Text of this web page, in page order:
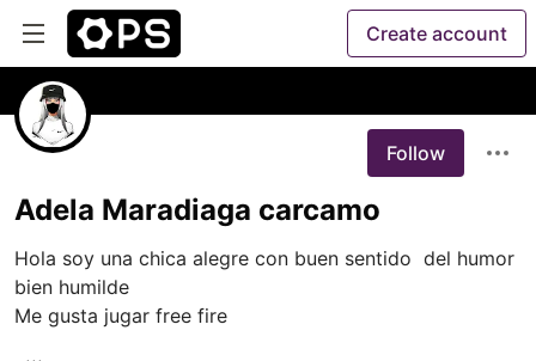
Create account
Follow
Adela Maradiaga carcamo
Hola soy una chica alegre con buen sentido  del humor
bien humilde
Me gusta jugar free fire